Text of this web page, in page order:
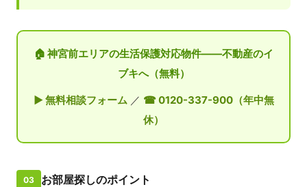
🏠 神宮前エリアの生活保護対応物件——不動産のイ
ブキへ（無料）
▶ 無料相談フォーム ／ ☎ 0120-337-900（年中無
休）
03 お部屋探しのポイント